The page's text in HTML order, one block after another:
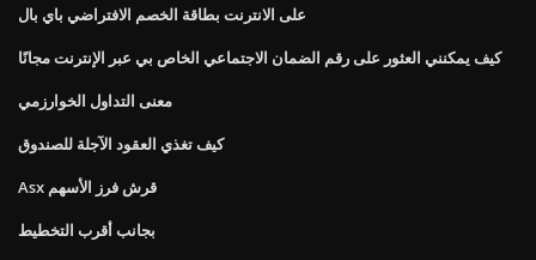
على الانترنت بطاقة الخصم الافتراضي باي بال
كيف يمكنني العثور على رقم الضمان الاجتماعي الخاص بي عبر الإنترنت مجانًا
معنى التداول الخوارزمي
كيف تغذي العقود الآجلة للصندوق
Asx قرش فرز الأسهم
بجانب أقرب التخطيط